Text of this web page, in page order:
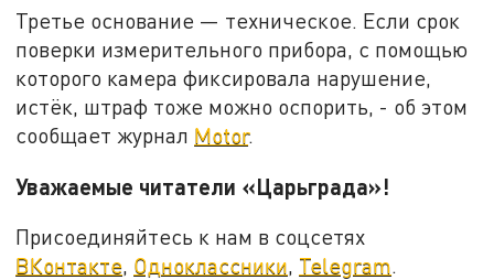
Третье основание — техническое. Если срок
поверки измерительного прибора, с помощью
которого камера фиксировала нарушение,
истёк, штраф тоже можно оспорить, - об этом
сообщает журнал Motor.
Уважаемые читатели «Царьграда»!
Присоединяйтесь к нам в соцсетях
ВКонтакте, Одноклассники, Telegram.